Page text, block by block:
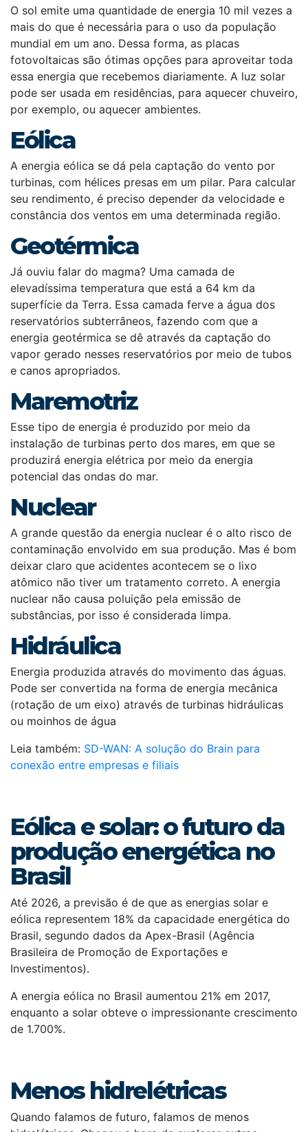
O sol emite uma quantidade de energia 10 mil vezes a
mais do que é necessária para o uso da população
mundial em um ano. Dessa forma, as placas
fotovoltaicas são ótimas opções para aproveitar toda
essa energia que recebemos diariamente. A luz solar
pode ser usada em residências, para aquecer chuveiro,
por exemplo, ou aquecer ambientes.
Eólica
A energia eólica se dá pela captação do vento por
turbinas, com hélices presas em um pilar. Para calcular
seu rendimento, é preciso depender da velocidade e
constância dos ventos em uma determinada região.
Geotérmica
Já ouviu falar do magma? Uma camada de
elevadíssima temperatura que está a 64 km da
superfície da Terra. Essa camada ferve a água dos
reservatórios subterrâneos, fazendo com que a
energia geotérmica se dê através da captação do
vapor gerado nesses reservatórios por meio de tubos
e canos apropriados.
Maremotriz
Esse tipo de energia é produzido por meio da
instalação de turbinas perto dos mares, em que se
produzirá energia elétrica por meio da energia
potencial das ondas do mar.
Nuclear
A grande questão da energia nuclear é o alto risco de
contaminação envolvido em sua produção. Mas é bom
deixar claro que acidentes acontecem se o lixo
atômico não tiver um tratamento correto. A energia
nuclear não causa poluição pela emissão de
substâncias, por isso é considerada limpa.
Hidráulica
Energia produzida através do movimento das águas.
Pode ser convertida na forma de energia mecânica
(rotação de um eixo) através de turbinas hidráulicas
ou moinhos de água
Leia também: SD-WAN: A solução do Brain para
conexão entre empresas e filiais
Eólica e solar: o futuro da
produção energética no
Brasil
Até 2026, a previsão é de que as energias solar e
eólica representem 18% da capacidade energética do
Brasil, segundo dados da Apex-Brasil (Agência
Brasileira de Promoção de Exportações e
Investimentos).
A energia eólica no Brasil aumentou 21% em 2017,
enquanto a solar obteve o impressionante crescimento
de 1.700%.
Menos hidrelétricas
Quando falamos de futuro, falamos de menos